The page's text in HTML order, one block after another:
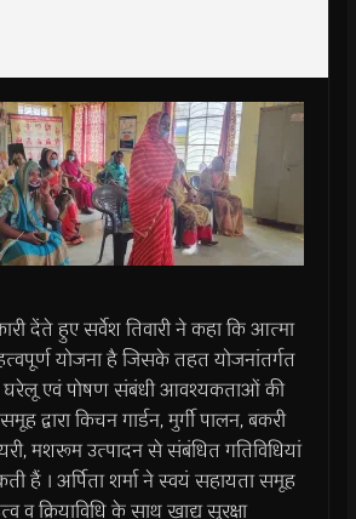
देंते हुए सर्वेश तिवारी ने कहा कि आत्मा
योजना है जिसके तहत योजनांतर्गत
एवं पोषण संबंधी आवश्यकताओं की
द्वारा किचन गार्डन, मुर्गी पालन, बकरी
मशरूम उत्पादन से संबंधित गतिविधियां
हैं । अर्पिता शर्मा ने स्वयं सहायता समूह
क्रियाविधि के साथ खाद्य सुरक्षा